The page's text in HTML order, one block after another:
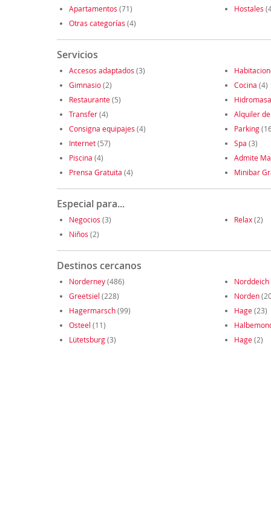
Apartamentos (71) Hostales
Otras categorías (4)
Servicios
Accesos adaptados (3)
Gimnasio(2) Cocina (4)
Restaurante(5)
Transfer(4) Alquiler
Consigna equipajes (4) Parking
Internet(57) Spa (3)
Piscina (4) Admite
Prensa Gratuita (4) Minibar
Especial para...
Negocios (3) Relax(2)
Niños (2)
Destinos cercanos
Norderney(486) Norddeich
Greetsiel (228) Norden
Hagermarsch(99) Hage(23)
Osteel (11)
Lütetsburg(3) Hage(2)